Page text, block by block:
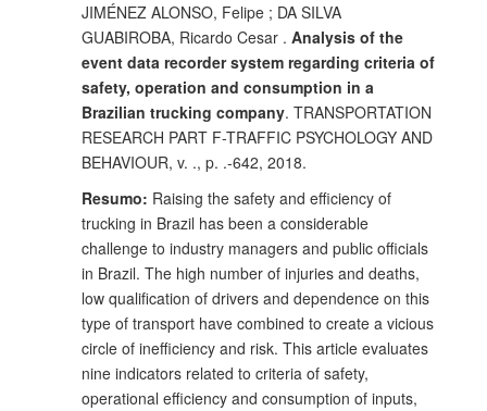
JIMÉNEZ ALONSO, Felipe ; DA SILVA
GUABIROBA, Ricardo Cesar . Analysis of the
event data recorder system regarding criteria of
safety, operation and consumption in a
Brazilian trucking company. TRANSPORTATION
RESEARCH PART F-TRAFFIC PSYCHOLOGY AND
BEHAVIOUR, v. ., p. .-642, 2018.
Resumo: Raising the safety and efficiency of
trucking in Brazil has been a considerable
challenge to industry managers and public officials
in Brazil. The high number of injuries and deaths,
low qualification of drivers and dependence on this
type of transport have combined to create a vicious
circle of inefficiency and risk. This article evaluates
nine indicators related to criteria of safety,
operational efficiency and consumption of inputs,